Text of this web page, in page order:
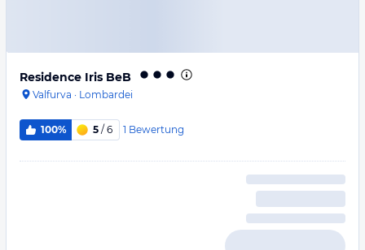
Residence Iris BeB
Valfurva · Lombardei
100% 5 / 6 1 Bewertung